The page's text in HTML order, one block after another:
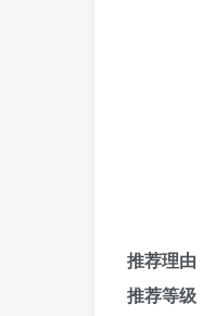
推荐理由
推荐等级